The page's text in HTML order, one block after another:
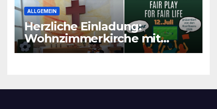
ALLGEMEIN
Herzliche Einladung:
Wohnzimmerkirche mit
unseren Konfis